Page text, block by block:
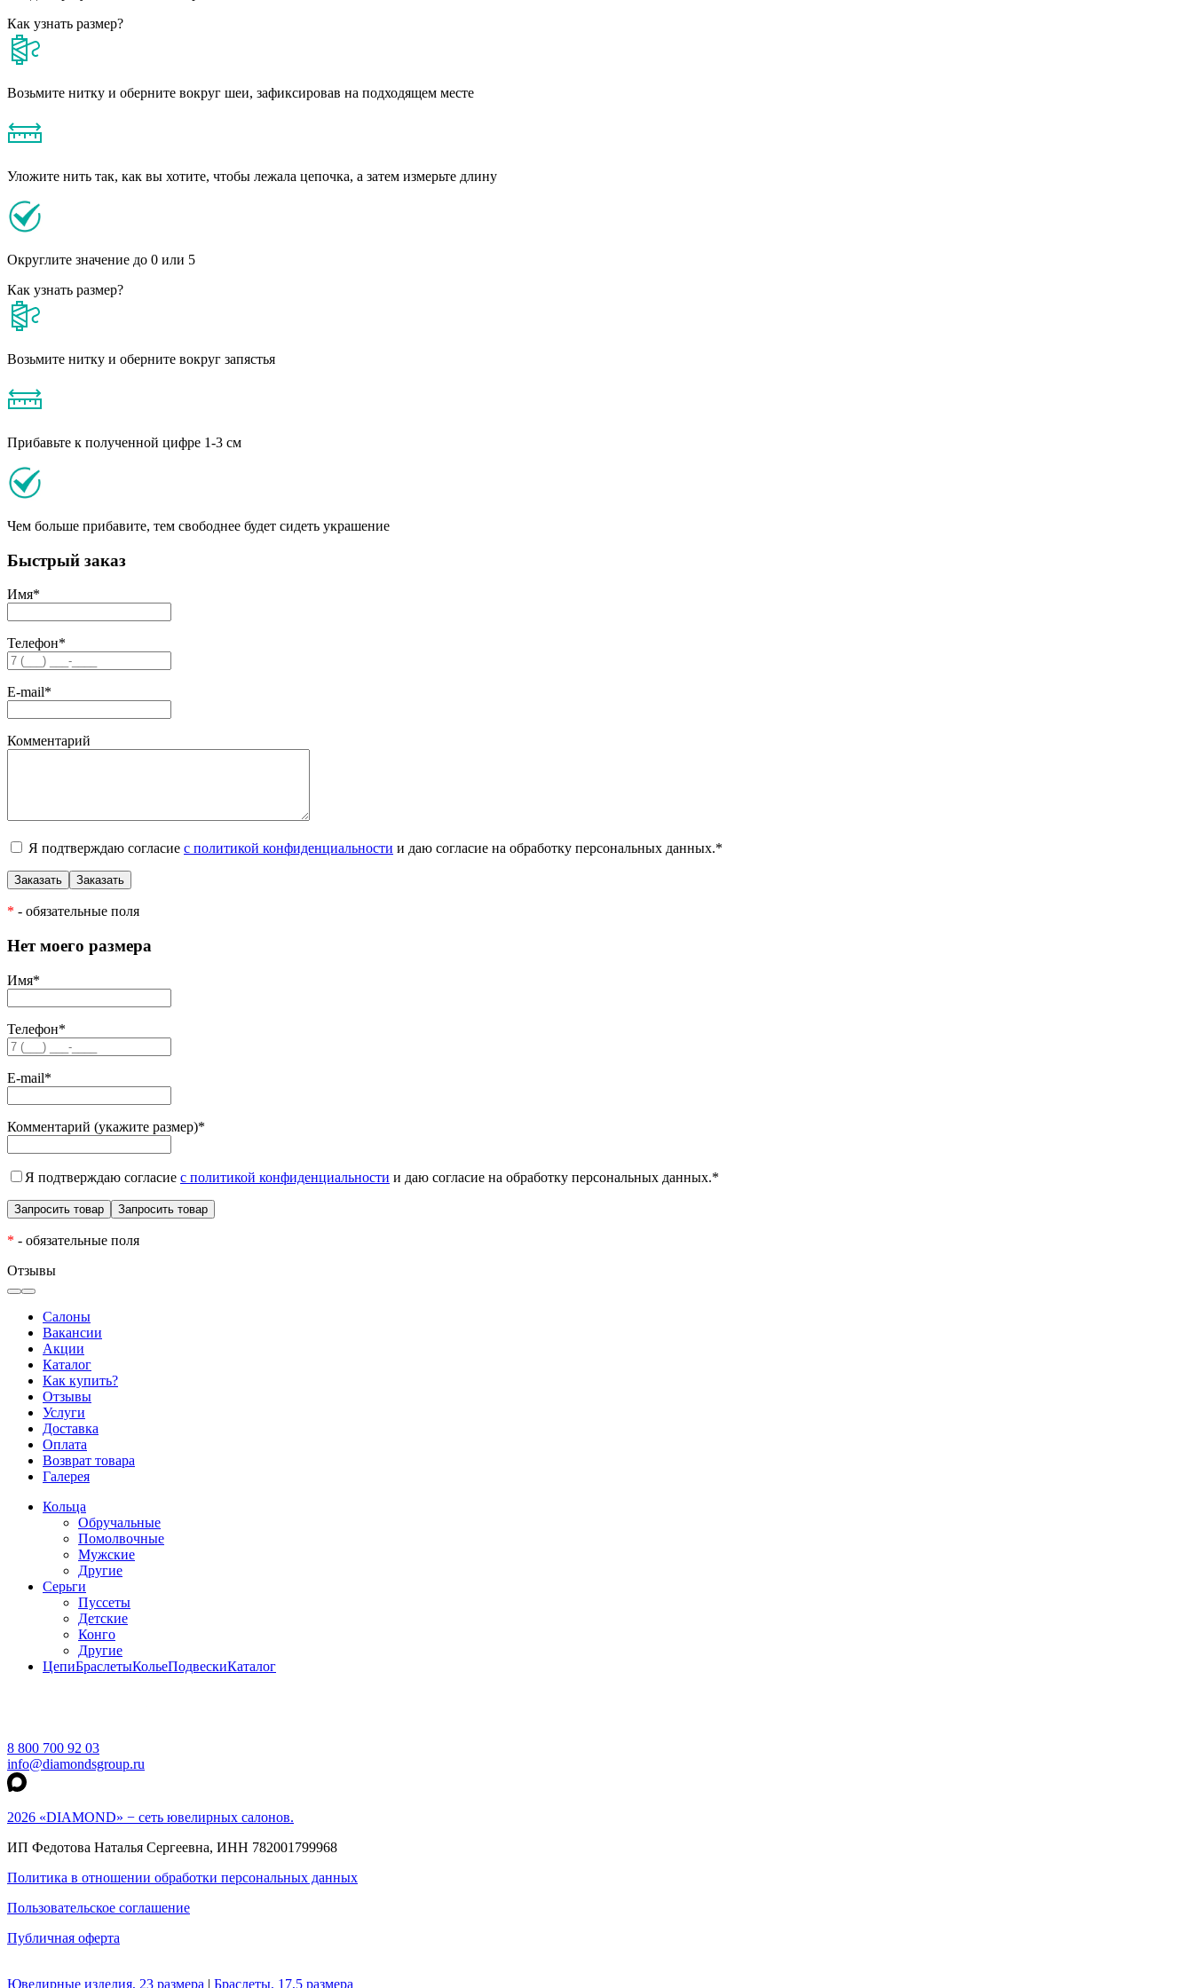
Как узнать размер?
Возьмите нитку и оберните вокруг шеи, зафиксировав на подходящем месте
Уложите нить так, как вы хотите, чтобы лежала цепочка, а затем измерьте длину
Округлите значение до 0 или 5
Как узнать размер?
Возьмите нитку и оберните вокруг запястья
Прибавьте к полученной цифре 1-3 см
Чем больше прибавите, тем свободнее будет сидеть украшение
Быстрый заказ
Имя*
Телефон*
E-mail*
Комментарий
Я подтверждаю согласие с политикой конфиденциальности и даю согласие на обработку персональных данных.*
* - обязательные поля
Нет моего размера
Имя*
Телефон*
E-mail*
Комментарий (укажите размер)*
Я подтверждаю согласие с политикой конфиденциальности и даю согласие на обработку персональных данных.*
* - обязательные поля
Отзывы
Салоны
Вакансии
Акции
Каталог
Как купить?
Отзывы
Услуги
Доставка
Оплата
Возврат товара
Галерея
Кольца
Обручальные
Помолвочные
Мужские
Другие
Серьги
Пуссеты
Детские
Конго
Другие
ЦепиБраслетыКольеПодвескиКаталог
8 800 700 92 03
info@diamondsgroup.ru
2026 «DIAMOND» − сеть ювелирных салонов.
ИП Федотова Наталья Сергеевна, ИНН 782001799968
Политика в отношении обработки персональных данных
Пользовательское соглашение
Публичная оферта
Ювелирные изделия, 23 размера | Браслеты, 17,5 размера